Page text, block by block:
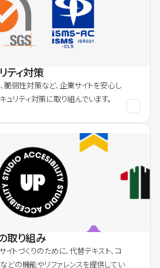
ティ対策
脆弱性対策など、企業サイトを安心し
リティ対策に取り組んでいます。
取り組み
トづくりのために、代替テキスト、コ
どの機能やリファレンスを提供してい